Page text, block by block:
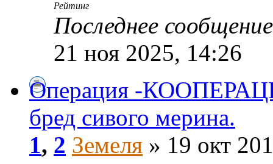
Рейтинг
Последнее
21 ноя 2025, 14:26
Операция -
бред сивого мерина.
1, 2 Земеля » 19 окт